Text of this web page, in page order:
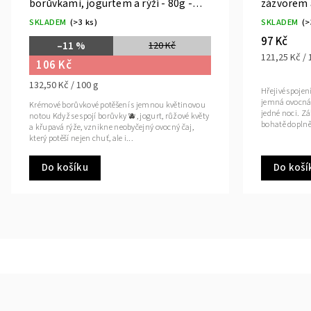
borůvkami, jogurtem a rýží - 80g -
Teabee
SKLADEM (>3 ks)
120 Kč
–11 %
106 Kč
132,50 Kč / 100 g
Do košíku
Krémové borůvkové potěšení s jemnou květinovou
notou Když se spojí borůvky 🫐, jogurt, růžové květy
a křupavá rýže, vznikne neobyčejný ovocný čaj,
který potěší nejen chuť, ale i...
Teabee
SKLADEM
97 Kč
121,25 Kč /
Do
Hřejivé
jemná ovocná
jedné noci.
bohatě